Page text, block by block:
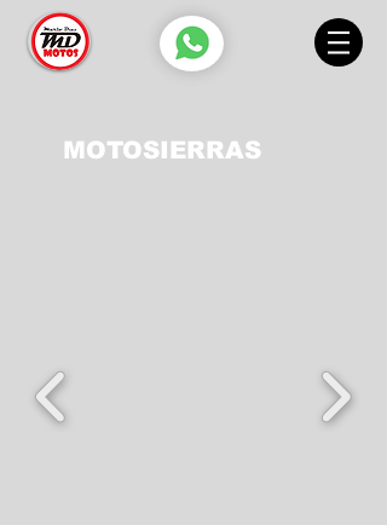
MOTOSIERRAS